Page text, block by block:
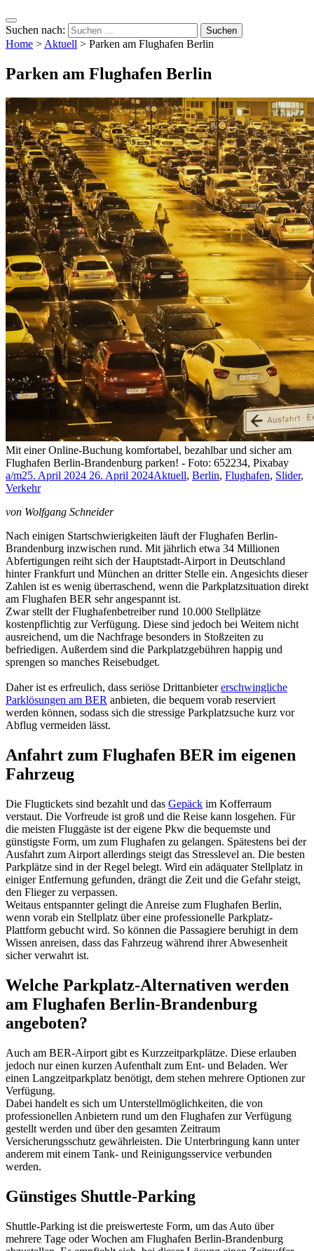
Suchen nach:
Home >Aktuell > Parken am Flughafen Berlin
Parken am Flughafen Berlin
Mit einer Online-Buchung komfortabel, bezahlbar und sicher am
Flughafen Berlin-Brandenburg parken! - Foto: 652234, Pixabay
a/m25. April 2024 26. April 2024Aktuell, Berlin, Flughafen, Slider,
Verkehr
von Wolfgang Schneider
Nach einigen Startschwierigkeiten läuft der Flughafen Berlin-
Brandenburg inzwischen rund. Mit jährlich etwa 34 Millionen
Abfertigungen reiht sich der Hauptstadt-Airport in Deutschland
hinter Frankfurt und München an dritter Stelle ein. Angesichts dieser
Zahlen ist es wenig überraschend, wenn die Parkplatzsituation direkt
am Flughafen BER sehr angespannt ist.
Zwar stellt der Flughafenbetreiber rund 10.000 Stellplätze
kostenpflichtig zur Verfügung. Diese sind jedoch bei Weitem nicht
ausreichend, um die Nachfrage besonders in Stoßzeiten zu
befriedigen. Außerdem sind die Parkplatzgebühren happig und
sprengen so manches Reisebudget.
Daher ist es erfreulich, dass seriöse Drittanbietererschwingliche
Parklösungen am BER anbieten, die bequem vorab reserviert
werden können, sodass sich die stressige Parkplatzsuche kurz vor
Abflug vermeiden lässt.
Anfahrt zum Flughafen BER im eigenen
Fahrzeug
Die Flugtickets sind bezahlt und das Gepäck im Kofferraum
verstaut. Die Vorfreude ist groß und die Reise kann losgehen. Für
die meisten Fluggäste ist der eigene Pkw die bequemste und
günstigste Form, um zum Flughafen zu gelangen. Spätestens bei der
Ausfahrt zum Airport allerdings steigt das Stresslevel an. Die besten
Parkplätze sind in der Regel belegt. Wird ein adäquater Stellplatz in
einiger Entfernung gefunden, drängt die Zeit und die Gefahr steigt,
den Flieger zu verpassen.
Weitaus entspannter gelingt die Anreise zum Flughafen Berlin,
wenn vorab ein Stellplatz über eine professionelle Parkplatz-
Plattform gebucht wird. So können die Passagiere beruhigt in dem
Wissen anreisen, dass das Fahrzeug während ihrer Abwesenheit
sicher verwahrt ist.
Welche Parkplatz-Alternativen werden
am Flughafen Berlin-Brandenburg
angeboten?
Auch am BER-Airport gibt es Kurzzeitparkplätze. Diese erlauben
jedoch nur einen kurzen Aufenthalt zum Ent- und Beladen. Wer
einen Langzeitparkplatz benötigt, dem stehen mehrere Optionen zur
Verfügung.
Dabei handelt es sich um Unterstellmöglichkeiten, die von
professionellen Anbietern rund um den Flughafen zur Verfügung
gestellt werden und über den gesamten Zeitraum
Versicherungsschutz gewährleisten. Die Unterbringung kann unter
anderem mit einem Tank- und Reinigungsservice verbunden
werden.
Günstiges Shuttle-Parking
Shuttle-Parking ist die preiswerteste Form, um das Auto über
mehrere Tage oder Wochen am Flughafen Berlin-Brandenburg